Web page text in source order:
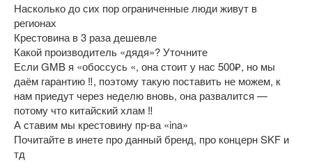
Насколько до сих пор ограниченные люди живут в
регионах
Крестовина в 3 раза дешевле
Какой производитель «дядя»? Уточните
Если GMB я «обоссусь «, она стоит у нас 500₽, но мы
даём гарантию ‼️, поэтому такую поставить не можем, к
нам приедут через неделю вновь, она развалится —
потому что китайский хлам ‼️
А ставим мы крестовину пр-ва «ina»
Почитайте в инете про данный бренд, про концерн SKF и
тд